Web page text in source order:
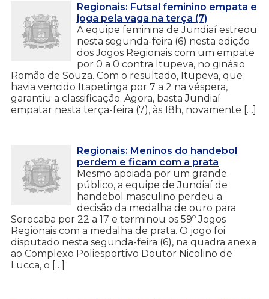
Regionais: Futsal feminino empata e
joga pela vaga na terça (7)
A equipe feminina de Jundiaí estreou
nesta segunda-feira (6) nesta edição
dos Jogos Regionais com um empate
por 0 a 0 contra Itupeva, no ginásio
Romão de Souza. Com o resultado, Itupeva, que
havia vencido Itapetinga por 7 a 2 na véspera,
garantiu a classificação. Agora, basta Jundiaí
empatar nesta terça-feira (7), às 18h, novamente […]
Regionais: Meninos do handebol
perdem e ficam com a prata
Mesmo apoiada por um grande
público, a equipe de Jundiaí de
handebol masculino perdeu a
decisão da medalha de ouro para
Sorocaba por 22 a 17 e terminou os 59º Jogos
Regionais com a medalha de prata. O jogo foi
disputado nesta segunda-feira (6), na quadra anexa
ao Complexo Poliesportivo Doutor Nicolino de
Lucca, o […]